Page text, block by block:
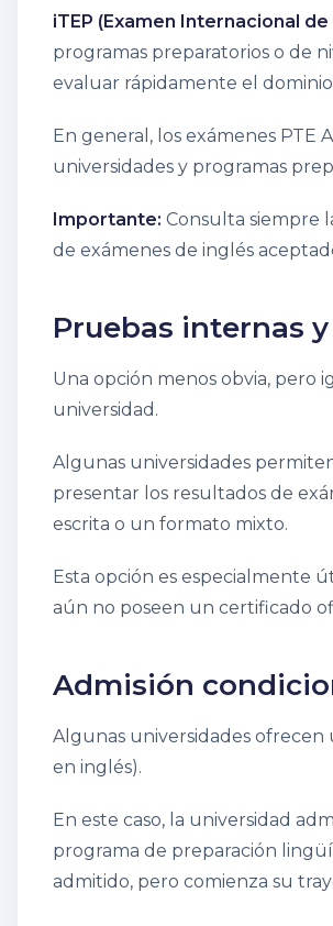
iTEP (Examen Internacional
programas preparatorios o de
evaluar rápidamente el
En general, los exámenes PTE
universidades y programas
Importante: Consulta siempre
de exámenes de inglés
Pruebas internas
Una opción menos obvia, pero
universidad.
Algunas universidades
presentar los resultados de
escrita o un formato mixto.
Esta opción es especialmente
aún no poseen un certificado
Admisión
Algunas universidades ofrecen
en inglés).
En este caso, la universidad
programa de preparación
admitido, pero comienza su